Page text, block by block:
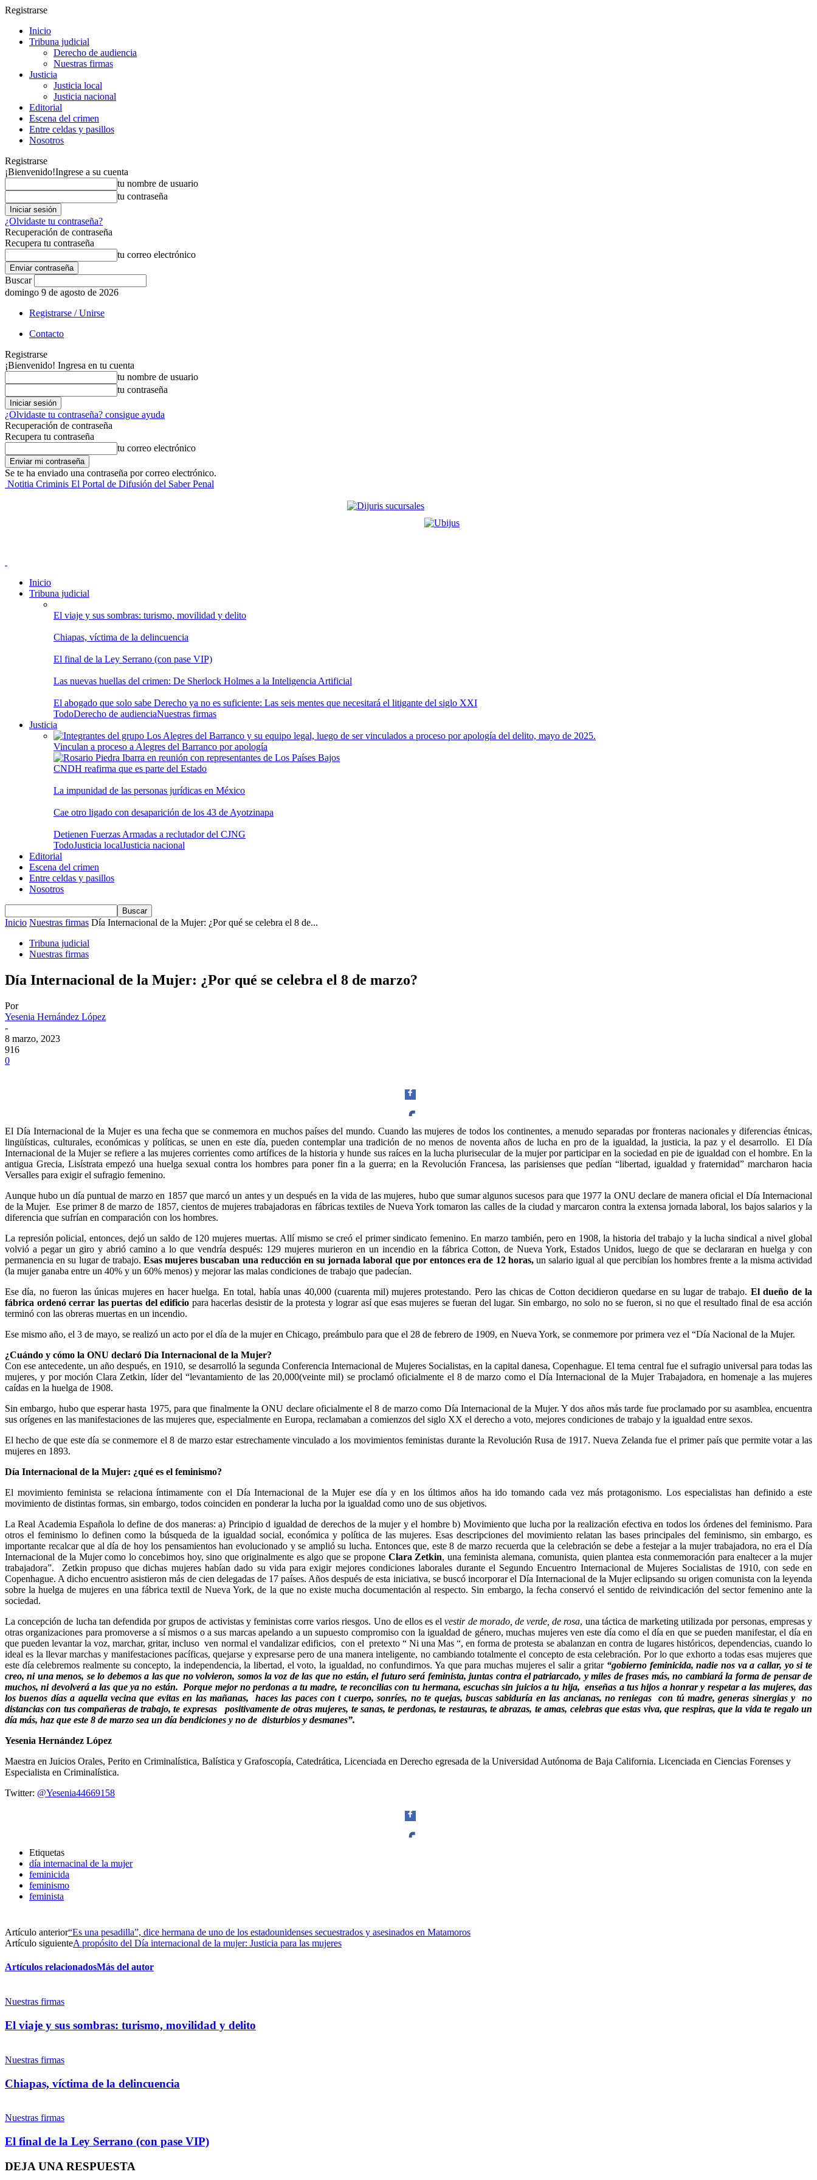
Registrarse
Inicio
Tribuna judicial
Derecho de audiencia
Nuestras firmas
Justicia
Justicia local
Justicia nacional
Editorial
Escena del crimen
Entre celdas y pasillos
Nosotros
Registrarse
¡Bienvenido!Ingrese a su cuenta
tu nombre de usuario
tu contraseña
¿Olvidaste tu contraseña?
Recuperación de contraseña
Recupera tu contraseña
tu correo electrónico
Buscar
domingo 9 de agosto de 2026
Registrarse / Unirse
Contacto
Registrarse
¡Bienvenido! Ingresa en tu cuenta
tu nombre de usuario
tu contraseña
¿Olvidaste tu contraseña? consigue ayuda
Recuperación de contraseña
Recupera tu contraseña
tu correo electrónico
Se te ha enviado una contraseña por correo electrónico.
Notitia Criminis El Portal de Difusión del Saber Penal
Inicio
Tribuna judicial
El viaje y sus sombras: turismo, movilidad y delito
Chiapas, víctima de la delincuencia
El final de la Ley Serrano (con pase VIP)
Las nuevas huellas del crimen: De Sherlock Holmes a la Inteligencia Artificial
El abogado que solo sabe Derecho ya no es suficiente: Las seis mentes que necesitará el litigante del siglo XXI
TodoDerecho de audienciaNuestras firmas
Justicia
Vinculan a proceso a Alegres del Barranco por apología
CNDH reafirma que es parte del Estado
La impunidad de las personas jurídicas en México
Cae otro ligado con desaparición de los 43 de Ayotzinapa
Detienen Fuerzas Armadas a reclutador del CJNG
TodoJusticia localJusticia nacional
Editorial
Escena del crimen
Entre celdas y pasillos
Nosotros
Inicio Nuestras firmas Día Internacional de la Mujer: ¿Por qué se celebra el 8 de...
Tribuna judicial
Nuestras firmas
Día Internacional de la Mujer: ¿Por qué se celebra el 8 de marzo?
Por
Yesenia Hernández López
-
8 marzo, 2023
916
0
Facebook
Twitter
Whatsapp
Linkedin
El Día Internacional de la Mujer es una fecha que se conmemora en muchos países del mundo. Cuando las mujeres de todos los continentes, a menudo separadas por fronteras nacionales y diferencias étnicas,
lingüísticas, culturales, económicas y políticas, se unen en este día, pueden contemplar una tradición de no menos de noventa años de lucha en pro de la igualdad, la justicia, la paz y el desarrollo. El Día
Internacional de la Mujer se refiere a las mujeres corrientes como artífices de la historia y hunde sus raíces en la lucha plurisecular de la mujer por participar en la sociedad en pie de igualdad con el hombre. En la
antigua Grecia, Lisístrata empezó una huelga sexual contra los hombres para poner fin a la guerra; en la Revolución Francesa, las parisienses que pedían “libertad, igualdad y fraternidad” marcharon hacia
Versalles para exigir el sufragio femenino.
Aunque hubo un día puntual de marzo en 1857 que marcó un antes y un después en la vida de las mujeres, hubo que sumar algunos sucesos para que 1977 la ONU declare de manera oficial el Día Internacional
de la Mujer. Ese primer 8 de marzo de 1857, cientos de mujeres trabajadoras en fábricas textiles de Nueva York tomaron las calles de la ciudad y marcaron contra la extensa jornada laboral, los bajos salarios y la
diferencia que sufrían en comparación con los hombres.
La represión policial, entonces, dejó un saldo de 120 mujeres muertas. Allí mismo se creó el primer sindicato femenino. En marzo también, pero en 1908, la historia del trabajo y la lucha sindical a nivel global
volvió a pegar un giro y abrió camino a lo que vendría después: 129 mujeres murieron en un incendio en la fábrica Cotton, de Nueva York, Estados Unidos, luego de que se declararan en huelga y con
permanencia en su lugar de trabajo. Esas mujeres buscaban una reducción en su jornada laboral que por entonces era de 12 horas,un salario igual al que percibían los hombres frente a la misma actividad
(la mujer ganaba entre un 40% y un 60% menos) y mejorar las malas condiciones de trabajo que padecían.
Ese día, no fueron las únicas mujeres en hacer huelga. En total, había unas 40,000 (cuarenta mil) mujeres protestando. Pero las chicas de Cotton decidieron quedarse en su lugar de trabajo. El dueño de la
fábrica ordenó cerrar las puertas del edificio para hacerlas desistir de la protesta y lograr así que esas mujeres se fueran del lugar. Sin embargo, no solo no se fueron, si no que el resultado final de esa acción
terminó con las obreras muertas en un incendio.
Ese mismo año, el 3 de mayo, se realizó un acto por el día de la mujer en Chicago, preámbulo para que el 28 de febrero de 1909, en Nueva York, se conmemore por primera vez el “Día Nacional de la Mujer.
¿Cuándo y cómo la ONU declaró Día Internacional de la Mujer?
Con ese antecedente, un año después, en 1910, se desarrolló la segunda Conferencia Internacional de Mujeres Socialistas, en la capital danesa, Copenhague. El tema central fue el sufragio universal para todas las
mujeres, y por moción Clara Zetkin, líder del “levantamiento de las 20,000(veinte mil) se proclamó oficialmente el 8 de marzo como el Día Internacional de la Mujer Trabajadora, en homenaje a las mujeres
caídas en la huelga de 1908.
Sin embargo, hubo que esperar hasta 1975, para que finalmente la ONU declare oficialmente el 8 de marzo como Día Internacional de la Mujer. Y dos años más tarde fue proclamado por su asamblea, encuentra
sus orígenes en las manifestaciones de las mujeres que, especialmente en Europa, reclamaban a comienzos del siglo XX el derecho a voto, mejores condiciones de trabajo y la igualdad entre sexos.
El hecho de que este día se conmemore el 8 de marzo estar estrechamente vinculado a los movimientos feministas durante la Revolución Rusa de 1917. Nueva Zelanda fue el primer país que permite votar a las
mujeres en 1893.
Día Internacional de la Mujer: ¿qué es el feminismo?
El movimiento feminista se relaciona íntimamente con el Día Internacional de la Mujer ese día y en los últimos años ha ido tomando cada vez más protagonismo. Los especialistas han definido a este
movimiento de distintas formas, sin embargo, todos coinciden en ponderar la lucha por la igualdad como uno de sus objetivos.
La Real Academia Española lo define de dos maneras: a) Principio d igualdad de derechos de la mujer y el hombre b) Movimiento que lucha por la realización efectiva en todos los órdenes del feminismo. Para
otros el feminismo lo definen como la búsqueda de la igualdad social, económica y política de las mujeres. Esas descripciones del movimiento relatan las bases principales del feminismo, sin embargo, es
importante recalcar que al día de hoy los pensamientos han evolucionado y se amplió su lucha. Entonces que, este 8 de marzo recuerda que la celebración se debe a festejar a la mujer trabajadora, no era el Día
Internacional de la Mujer como lo concebimos hoy, sino que originalmente es algo que se propone Clara Zetkin, una feminista alemana, comunista, quien plantea esta conmemoración para enaltecer a la mujer
trabajadora”. Zetkin propuso que dichas mujeres habían dado su vida para exigir mejores condiciones laborales durante el Segundo Encuentro Internacional de Mujeres Socialistas de 1910, con sede en
Copenhague. A dicho encuentro asistieron más de cien delegadas de 17 países. Años después de esta iniciativa, se buscó incorporar el Día Internacional de la Mujer eclipsando su origen comunista con la leyenda
sobre la huelga de mujeres en una fábrica textil de Nueva York, de la que no existe mucha documentación al respecto. Sin embargo, la fecha conservó el sentido de reivindicación del sector femenino ante la
sociedad.
La concepción de lucha tan defendida por grupos de activistas y feministas corre varios riesgos. Uno de ellos es elvestir de morado, de verde, de rosa, una táctica de marketing utilizada por personas, empresas y
otras organizaciones para promoverse a sí mismos o a sus marcas apelando a un supuesto compromiso con la igualdad de género, muchas mujeres ven este día como el día en que se pueden manifestar, el día en
que pueden levantar la voz, marchar, gritar, incluso ven normal el vandalizar edificios, con el pretexto “ Ni una Mas “, en forma de protesta se abalanzan en contra de lugares históricos, dependencias, cuando lo
ideal es la llevar marchas y manifestaciones pacíficas, quejarse y expresarse pero de una manera inteligente, no cambiando totalmente el concepto de esta celebración. Por lo que exhorto a todas esas mujeres que
este día celebremos realmente su concepto, la independencia, la libertad, el voto, la igualdad, no confundirnos. Ya que para muchas mujeres el salir a gritar “gobierno feminicida, nadie nos va a callar, yo si te
creo, ni una menos, se lo debemos a las que no volvieron, somos la voz de las que no están, el futuro será feminista, juntas contra el patriarcado, y miles de frases más, no cambiará la forma de pensar de
muchos, ni devolverá a las que ya no están. Porque mejor no perdonas a tu madre, te reconcilias con tu hermana, escuchas sin juicios a tu hija, enseñas a tus hijos a honrar y respetar a las mujeres, das
los buenos días a aquella vecina que evitas en las mañanas, haces las paces con t cuerpo, sonríes, no te quejas, buscas sabiduría en las ancianas, no reniegas con tú madre, generas sinergias y no
distancias con tus compañeras de trabajo, te expresas positivamente de otras mujeres, te sanas, te perdonas, te restauras, te abrazas, te amas, celebras que estas viva, que respiras, que la vida te regalo un
día más, haz que este 8 de marzo sea un día bendiciones y no de disturbios y desmanes”.
Yesenia Hernández López
Maestra en Juicios Orales, Perito en Criminalística, Balística y Grafoscopía, Catedrática, Licenciada en Derecho egresada de la Universidad Autónoma de Baja California. Licenciada en Ciencias Forenses y
Especialista en Criminalística.
Twitter: @Yesenia44669158
Twitter
Etiquetas
día internacinal de la mujer
feminicida
feminismo
feminista
Artículo anterior“Es una pesadilla”, dice hermana de uno de los estadounidenses secuestrados y asesinados en Matamoros
Artículo siguienteA propósito del Día internacional de la mujer: Justicia para las mujeres
Artículos relacionadosMás del autor
Nuestras firmas
El viaje y sus sombras: turismo, movilidad y delito
Nuestras firmas
Chiapas, víctima de la delincuencia
Nuestras firmas
El final de la Ley Serrano (con pase VIP)
DEJA UNA RESPUESTA